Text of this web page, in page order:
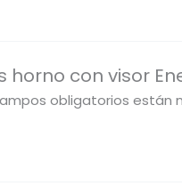
con visor
obligatorios están